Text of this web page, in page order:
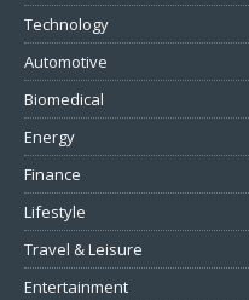
Technology
Automotive
Biomedical
Energy
Finance
Lifestyle
Travel & Leisure
Entertainment